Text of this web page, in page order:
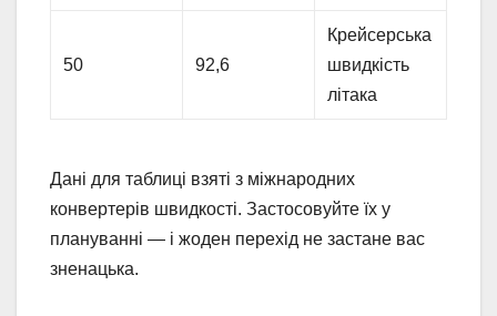
50 92,6
Крейсерська
швидкість
літака
Дані для таблиці взяті з міжнародних
конвертерів швидкості. Застосовуйте їх у
плануванні — і жоден перехід не застане вас
зненацька.